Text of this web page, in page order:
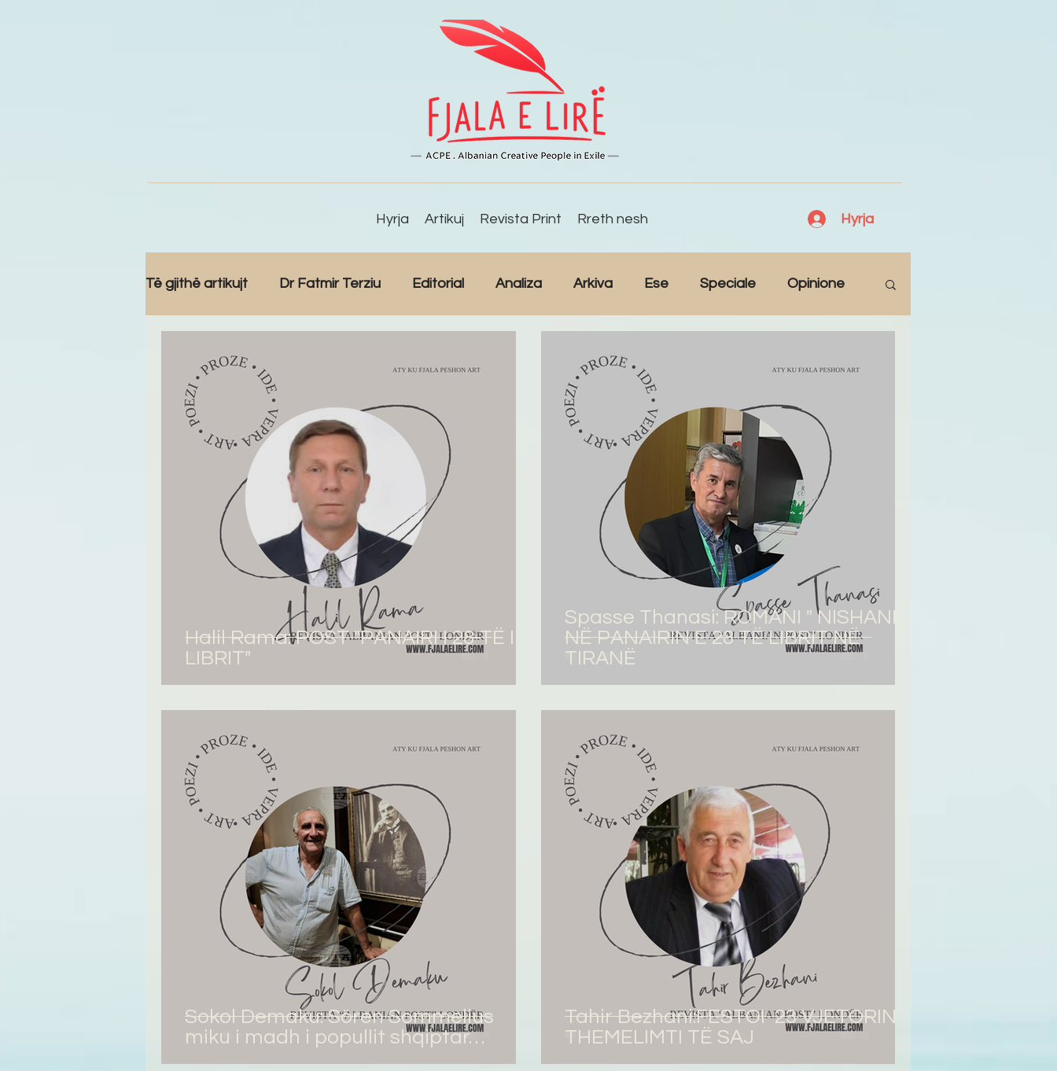
Hyrja Artikuj Revista Print Rreth nesh Hyrja
Të gjithë artikujt Dr Fatmir Terziu Editorial Analiza Arkiva Ese Speciale Opinione
Tregime Novela Romane English Përkthime
Halil Rama: POST "PANAIRI I 28-TË I
LIBRIT"
Spasse Thanasi: ROMANI " NISHANI"
NË PANAIRIN E 28 TË LIBRIT NË
TIRANË
Sokol Demaku: Sören Sommelius
miku i madh i popullit shqiptar…
Tahir Bezhani:FESTOI 23 VJETORIN E
THEMELIMTI TË SAJ